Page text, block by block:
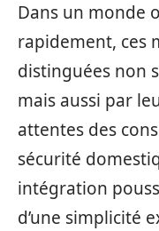
Dans un monde
rapidement, ces
distinguées non
mais aussi par
attentes des
sécurité
intégration
d’une simplicité